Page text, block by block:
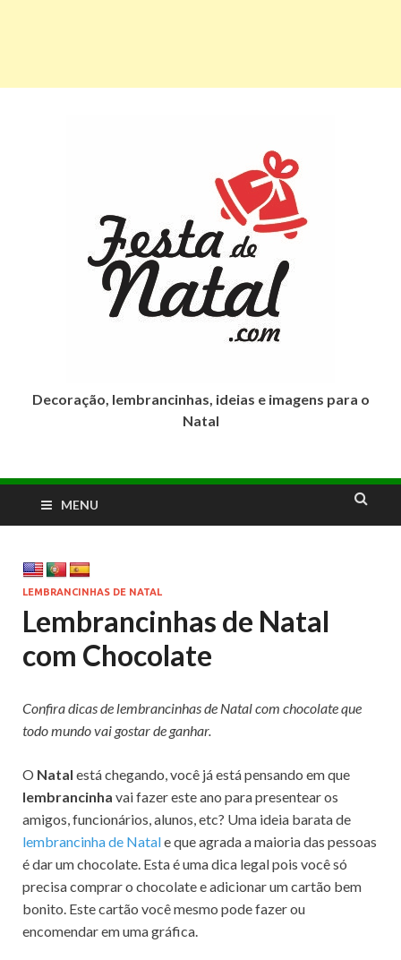
Decoração, lembrancinhas, ideias e imagens para o
Natal
MENU
LEMBRANCINHAS DE NATAL
Lembrancinhas de Natal
com Chocolate
Confira dicas de lembrancinhas de Natal com chocolate que
todo mundo vai gostar de ganhar.
O Natal está chegando, você já está pensando em que
lembrancinha vai fazer este ano para presentear os
amigos, funcionários, alunos, etc? Uma ideia barata de
lembrancinha de Natale que agrada a maioria das pessoas
é dar um chocolate. Esta é uma dica legal pois você só
precisa comprar o chocolate e adicionar um cartão bem
bonito. Este cartão você mesmo pode fazer ou
encomendar em uma gráfica.